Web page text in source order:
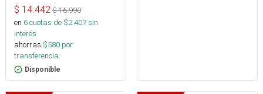
$ 14.442 $16.990
en 6cuotas de $2.407sin
interés
ahorras $580 por
transferencia.
Disponible